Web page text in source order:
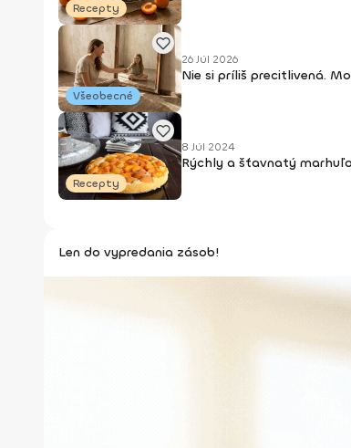
Recepty
Všeobecné
26 Júl 2026
Nie si príliš precitlivená.
Recepty
8 Júl 2024
Rýchly a šťavnatý
Len do vypredania zásob!